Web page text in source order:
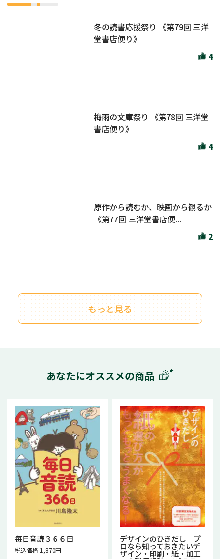
冬の読書応援祭り 《第79回 三洋
堂書店便り》
4
梅雨の文庫祭り 《第78回 三洋堂
書店便り》
4
原作から読むか、映画から観るか
《第77回 三洋堂書店便...
2
もっと見る
あなたにオススメの商品
毎日音読３６６日
税込価格 1,870円
デザインのひきだし プ
ロなら知っておきたいデ
ザイン・印刷・紙・加工